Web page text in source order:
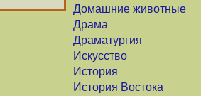
Домашние животные
Драма
Драматургия
Искусство
История
История Востока